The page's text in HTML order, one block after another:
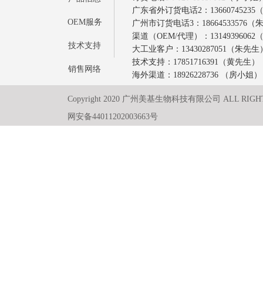
OEM服务
技术支持
销售网络
广东省外订货电话2：13660745235
广州市订货电话3：18664533576（
渠道（OEM/代理）：13149396062
大工业客户：13430287051（朱先生
技术支持：17851716391（黄先生）
海外渠道：18926228736 （房小姐）
Copyright 2020 广州美基生物科技有限公司 ALL
网安备44011202003663号